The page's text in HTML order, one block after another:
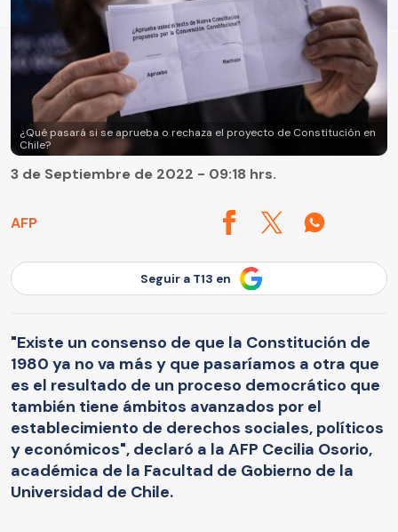
¿Qué pasará si se aprueba o rechaza el proyecto de Constitución en
Chile?
AFP
3 de Septiembre de 2022 - 09:18 hrs.
Seguir a T13 en
"Existe un consenso de que la Constitución de
1980 ya no va más y que pasaríamos a otra que
es el resultado de un proceso democrático que
también tiene ámbitos avanzados por el
establecimiento de derechos sociales, políticos
y económicos", declaró a la AFP Cecilia Osorio,
académica de la Facultad de Gobierno de la
Universidad de Chile.